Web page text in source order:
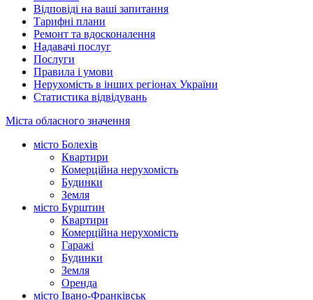
Відповіді на ваші запитання
Тарифні плани
Ремонт та вдосконалення
Надавачі послуг
Послуги
Правила і умови
Нерухомість в інших регіонах України
Статистика відвідувань
Міста обласного значення
місто Болехів
Квартири
Комерційна нерухомість
Будинки
Земля
місто Бурштин
Квартири
Комерційна нерухомість
Гаражі
Будинки
Земля
Оренда
місто Івано-Франківськ